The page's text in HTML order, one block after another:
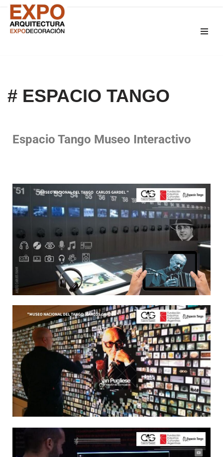
Saltar
# ESPACIO TANGO
Espacio Tango Museo Interactivo